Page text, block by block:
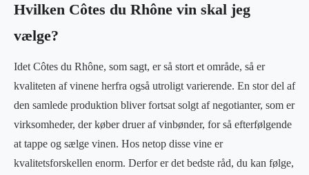
Hvilken Côtes du Rhône vin skal jeg
vælge?
Idet Côtes du Rhône, som sagt, er så stort et område, så er
kvaliteten af vinene herfra også utroligt varierende. En stor del af
den samlede produktion bliver fortsat solgt af negotianter, som er
virksomheder, der køber druer af vinbønder, for så efterfølgende
at tappe og sælge vinen. Hos netop disse vine er
kvalitetsforskellen enorm. Derfor er det bedste råd, du kan følge,